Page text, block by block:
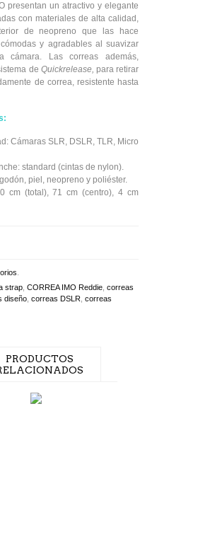
presentan un atractivo y elegante
con materiales de alta calidad,
de neopreno que las hace
y agradables al suavizar
Las correas además,
de Quickrelease, para retirar
de correa, resistente hasta
Cámaras SLR, DSLR, TLR, Micro
standard (cintas de nylon).
piel, neopreno y poliéster.
cm (total), 71 cm (centro), 4 cm
strap CORREA IMO Reddie correas
diseño correas DSLR correas
PRODUCTOS